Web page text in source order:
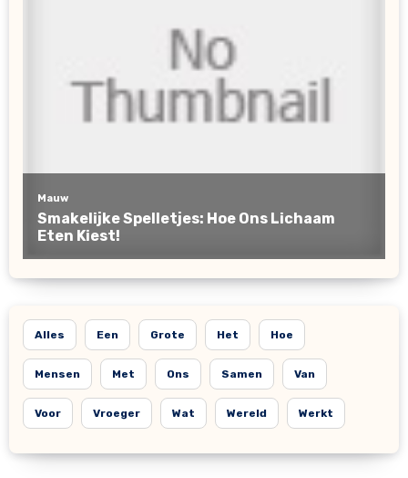
Alles Een Grote Het Hoe
Mensen Met Ons Samen Van
Voor Vroeger Wat Wereld Werkt